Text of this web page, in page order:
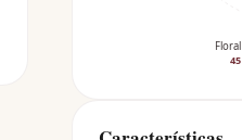
Floral
45